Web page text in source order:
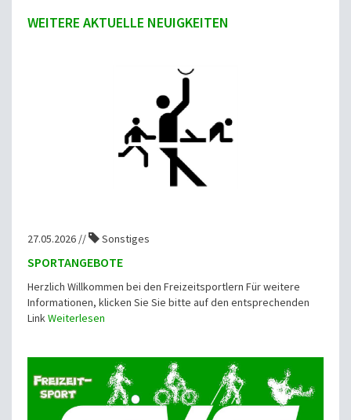
WEITERE AKTUELLE NEUIGKEITEN
27.05.2026 // Sonstiges
SPORTANGEBOTE
Herzlich Willkommen bei den Freizeitsportlern Für weitere
Informationen, klicken Sie Sie bitte auf den entsprechenden
LinkWeiterlesen